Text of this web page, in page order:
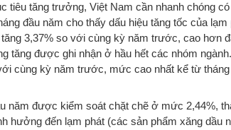
tiêu tăng trưởng, Việt Nam cần nhanh chóng
đầu năm cho thấy dấu hiệu tăng tốc của
tăng 3,37% so với cùng kỳ năm trước, cao hơn
tăng được ghi nhận ở hầu hết các nhóm
cùng kỳ năm trước, mức cao nhất kể từ tháng
năm được kiểm soát chặt chẽ ở mức 2,44%,
hưởng đến lạm phát (các sản phẩm xăng